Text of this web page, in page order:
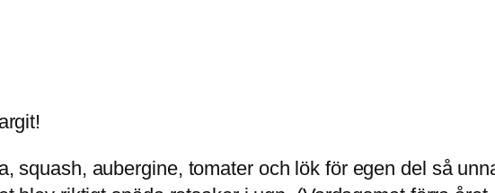
squash, aubergine, tomater och lök för egen del så